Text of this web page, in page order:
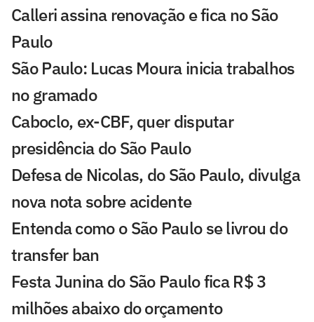
Calleri assina renovação e fica no São
Paulo
São Paulo: Lucas Moura inicia trabalhos
no gramado
Caboclo, ex-CBF, quer disputar
presidência do São Paulo
Defesa de Nicolas, do São Paulo, divulga
nova nota sobre acidente
Entenda como o São Paulo se livrou do
transfer ban
Festa Junina do São Paulo fica R$ 3
milhões abaixo do orçamento